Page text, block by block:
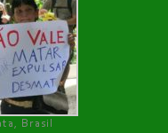
Brasil